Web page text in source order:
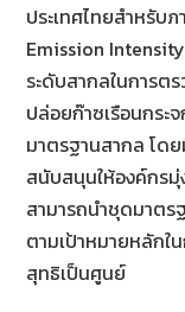
ประเทศไทยสำหรับ
Emission
ระดับสากลในการต
ปล่อยก๊าซเรือนกระ
มาตรฐานสากล โด
สนับสนุนให้องค์กรมุ่
สามารถนำชุดมาตร
ตามเป้าหมายหลักใ
สุทธิเป็นศูนย์